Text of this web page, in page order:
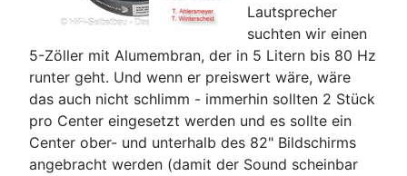
Lautsprecher
suchten wir einen
5-Zöller mit Alumembran, der in 5 Litern bis 80 Hz
runter geht. Und wenn er preiswert wäre, wäre
das auch nicht schlimm - immerhin sollten 2 Stück
pro Center eingesetzt werden und es sollte ein
Center ober- und unterhalb des 82" Bildschirms
angebracht werden (damit der Sound scheinbar